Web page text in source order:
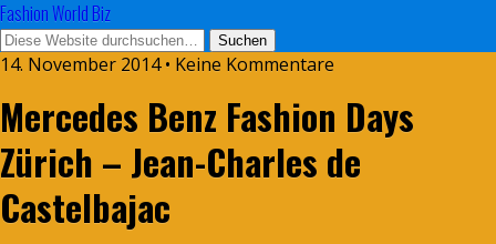
Fashion World Biz
14. November 2014 • Keine Kommentare
Mercedes Benz Fashion Days
Zürich – Jean-Charles de
Castelbajac